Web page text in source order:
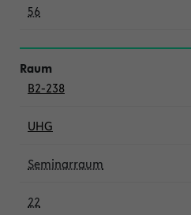
56
B2-238
UHG
Seminarraum
22